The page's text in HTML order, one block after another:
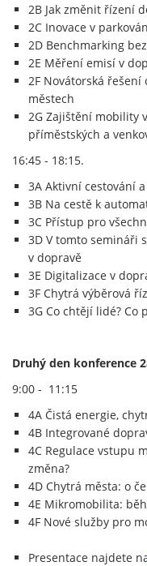
2B Jak změnit řízení
2C Inovace v
2D Benchmarking
2E Měření emisí v
2F Novátorská
městech
2G Zajištění mobility
příměstských a
16:45 - 18:15.
3A Aktivní cestování
3B Na cestě k
3C Přístup pro
3D V tomto semináři
v dopravě
3E Digitalizace v
3F Chytrá výběrová
3G Co chtějí lidé? Co
Druhý den konference
9:00 - 11:15
4A Čistá energie,
4B Integrované
4C Regulace vstupu
změna?
4D Chytrá města: o
4E Mikromobilita:
4F Nové služby pro
Presentace najdete